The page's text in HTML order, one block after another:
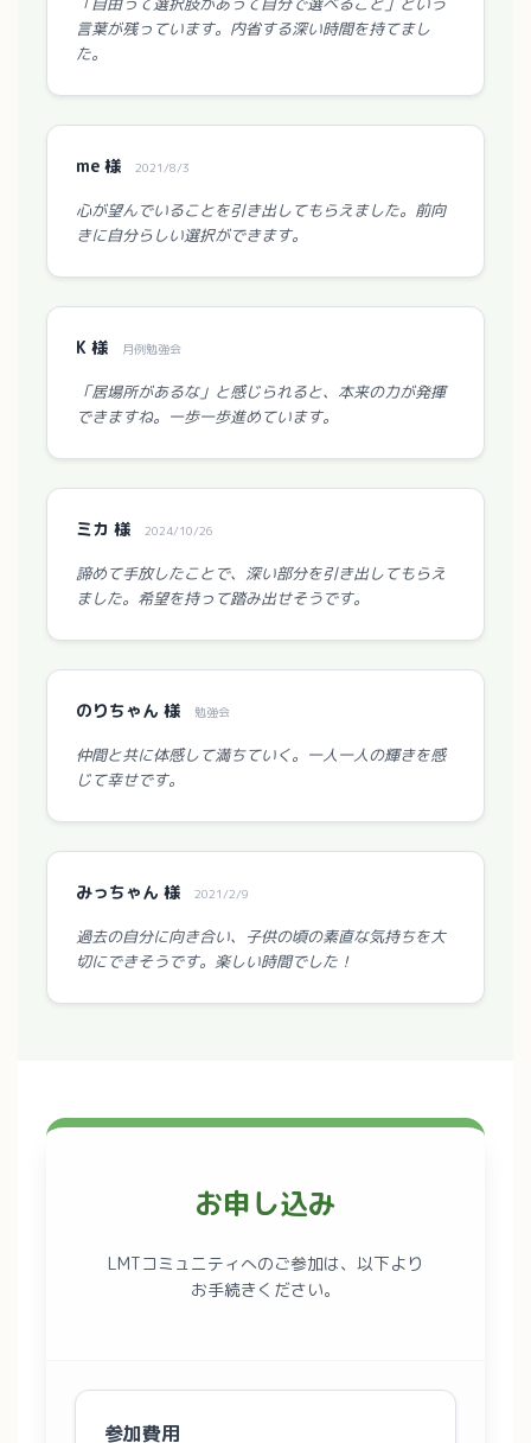
言葉が残っています。内省する深い時間を持てまし
た。
me 様 2021/8/3
心が望んでいることを引き出してもらえました。前向
きに自分らしい選択ができます。
K 様 月例勉強会
「居場所があるな」と感じられると、本来の力が発揮
できますね。一歩一歩進めています。
ミカ 様 2024/10/26
諦めて手放したことで、深い部分を引き出してもらえ
ました。希望を持って踏み出せそうです。
のりちゃん 様 勉強会
仲間と共に体感して満ちていく。一人一人の輝きを感
じて幸せです。
みっちゃん 様 2021/2/9
過去の自分に向き合い、子供の頃の素直な気持ちを大
切にできそうです。楽しい時間でした！
お申し込み
LMTコミュニティへのご参加は、以下より
お手続きください。
参加費用